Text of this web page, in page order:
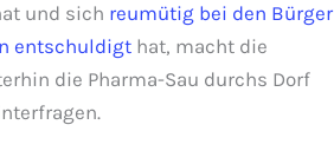
und sich reumütig bei den Bürger
entschuldigt hat, macht die
die Pharma-Sau durchs Dorf